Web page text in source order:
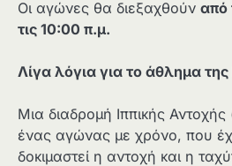
Οι αγώνες θα διεξαχθούν από
τις 10:00 π.μ.
Λίγα λόγια για το άθλημα της
Μια διαδρομή Ιππικής
ένας αγώνας με χρόνο, που
δοκιμαστεί η αντοχή και η